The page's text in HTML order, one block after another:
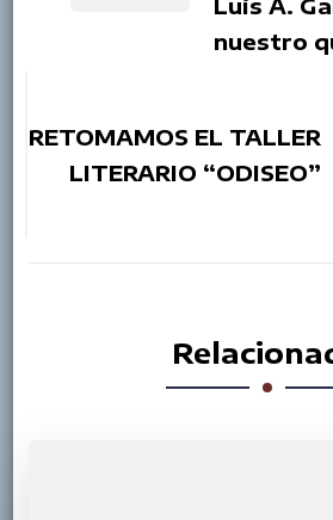
nuestro
RETOMAMOS EL TALLER
LITERARIO “ODISEO”